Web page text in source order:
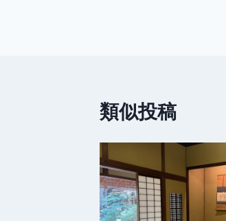
ー
シ
ョ
類似投稿